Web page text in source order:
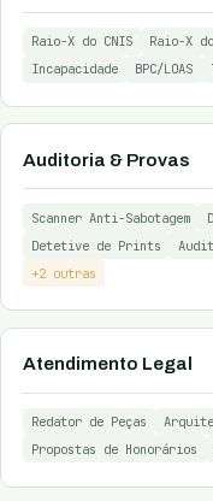
Raio-X do CNIS Raio-X
Incapacidade
BPC/LOAS
Auditoria & Provas
Scanner Anti-Sabotagem
Detetive de Prints
+2 outras
Atendimento Legal
Redator de Peças
Propostas de Honorários